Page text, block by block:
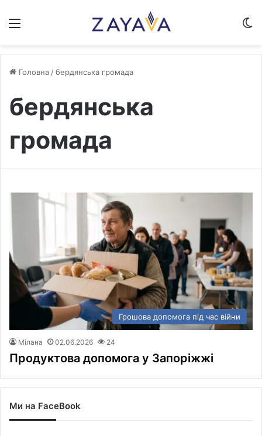
Головна /бердянська громада
бердянська
громада
Грошова допомога під час війни
Мілана 02.06.2026 24
Продуктова допомога у Запоріжжі
Ми на FaceBook